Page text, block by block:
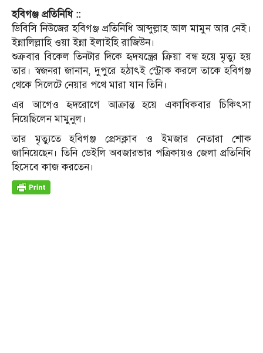
হবিগঞ্জ প্রতিনিধি ::
ডিবিসি নিউজের হবিগঞ্জ প্রতিনিধি আব্দুল্লাহ আল মামুন আর নেই।
ইন্নালিল্লাহি ওয়া ইন্না ইলাইহি রাজিউন।
শুক্রবার বিকেল তিনটার দিকে হৃদযন্ত্রের ক্রিয়া বন্ধ হয়ে মৃত্যু হয়
তার। স্বজনরা জানান, দুপুরে হঠাৎই স্ট্রোক করলে তাকে হবিগঞ্জ
থেকে সিলেটে নেয়ার পথে মারা যান তিনি।
এর আগেও হৃদরোগে আক্রান্ত হয়ে একাধিকবার চিকিৎসা
নিয়েছিলেন মামুনুল।
তার মৃত্যুতে হবিগঞ্জ প্রেসক্লাব ও ইমজার নেতারা শোক
জানিয়েছেন। তিনি ডেইলি অবজারভার পত্রিকায়ও জেলা প্রতিনিধি
হিসেবে কাজ করতেন।